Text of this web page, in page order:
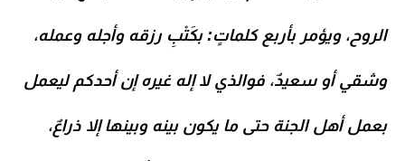
الروح، ويؤمر بأربع كلماتٍ: بكَتْبِ رزقه وأجله وعمله،
وشقي أو سعيدٌ، فوالذي لا إله غيره إن أحدكم ليعمل
بعمل أهل الجنة حتى ما يكون بينه وبينها إلا ذراعٌ،